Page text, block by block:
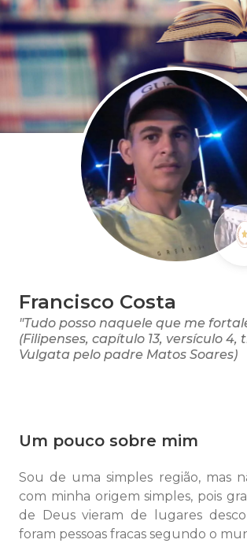
Francisco Costa
"Tudo posso naquele que me
(Filipenses, capítulo 13, versículo
Vulgata pelo padre Matos Soares)
Um pouco sobre mim
Sou de uma simples região, mas
com minha origem simples, pois
de Deus vieram de lugares
foram pessoas fracas segundo o